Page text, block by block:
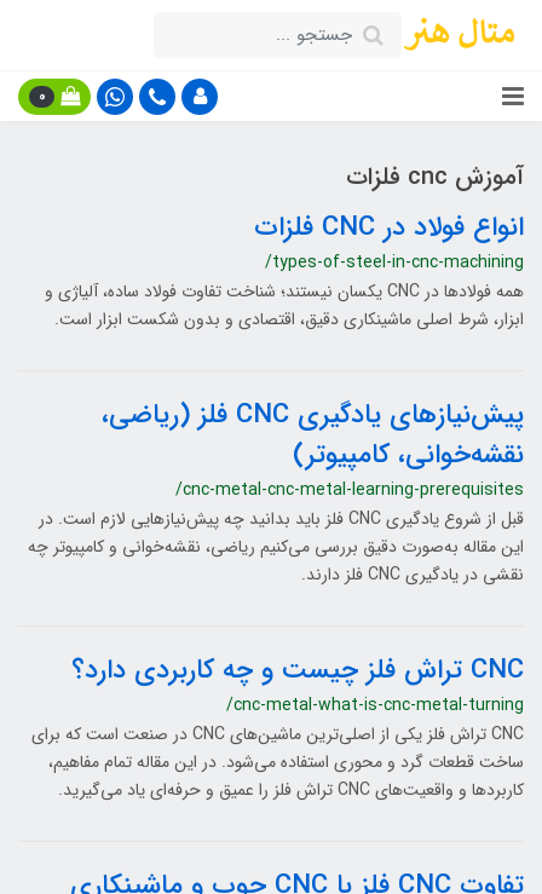
0
آموزش cnc فلزات
انواع فولاد در CNC فلزات
/types-of-steel-in-cnc-machining
همه فولادها در CNC یکسان نیستند؛ شناخت تفاوت فولاد ساده، آلیاژی و
ابزار، شرط اصلی ماشینکاری دقیق، اقتصادی و بدون شکست ابزار است.
پیش‌نیازهای یادگیری CNC فلز (ریاضی،
نقشه‌خوانی، کامپیوتر)
/cnc-metal-cnc-metal-learning-prerequisites
قبل از شروع یادگیری CNC فلز باید بدانید چه پیش‌نیازهایی لازم است. در
این مقاله به‌صورت دقیق بررسی می‌کنیم ریاضی، نقشه‌خوانی و کامپیوتر چه
نقشی در یادگیری CNC فلز دارند.
CNC تراش فلز چیست و چه کاربردی دارد؟
/cnc-metal-what-is-cnc-metal-turning
CNC تراش فلز یکی از اصلی‌ترین ماشین‌های CNC در صنعت است که برای
ساخت قطعات گرد و محوری استفاده می‌شود. در این مقاله تمام مفاهیم،
کاربردها و واقعیت‌های CNC تراش فلز را عمیق و حرفه‌ای یاد می‌گیرید.
تفاوت CNC فلز با CNC چوب و ماشینکاری